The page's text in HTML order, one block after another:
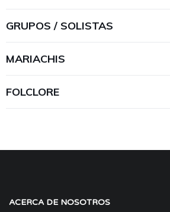
GRUPOS / SOLISTAS
MARIACHIS
FOLCLORE
ACERCA DE NOSOTROS